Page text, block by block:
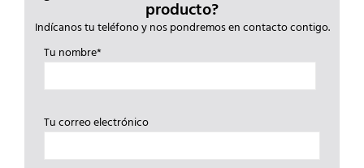
producto?
Indícanos tu teléfono y nos pondremos en contacto contigo.
Tu nombre*
Tu correo electrónico